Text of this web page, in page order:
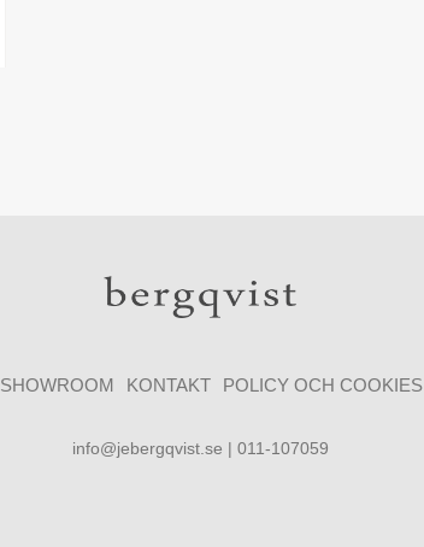
SHOWROOM KONTAKT POLICY OCH COOKIES
info@jebergqvist.se | 011-107059